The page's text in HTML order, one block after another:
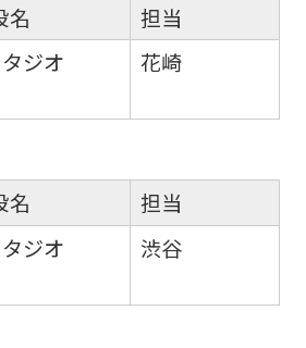
名
ジオ
担当
花崎
名
ジオ
担当
渋谷